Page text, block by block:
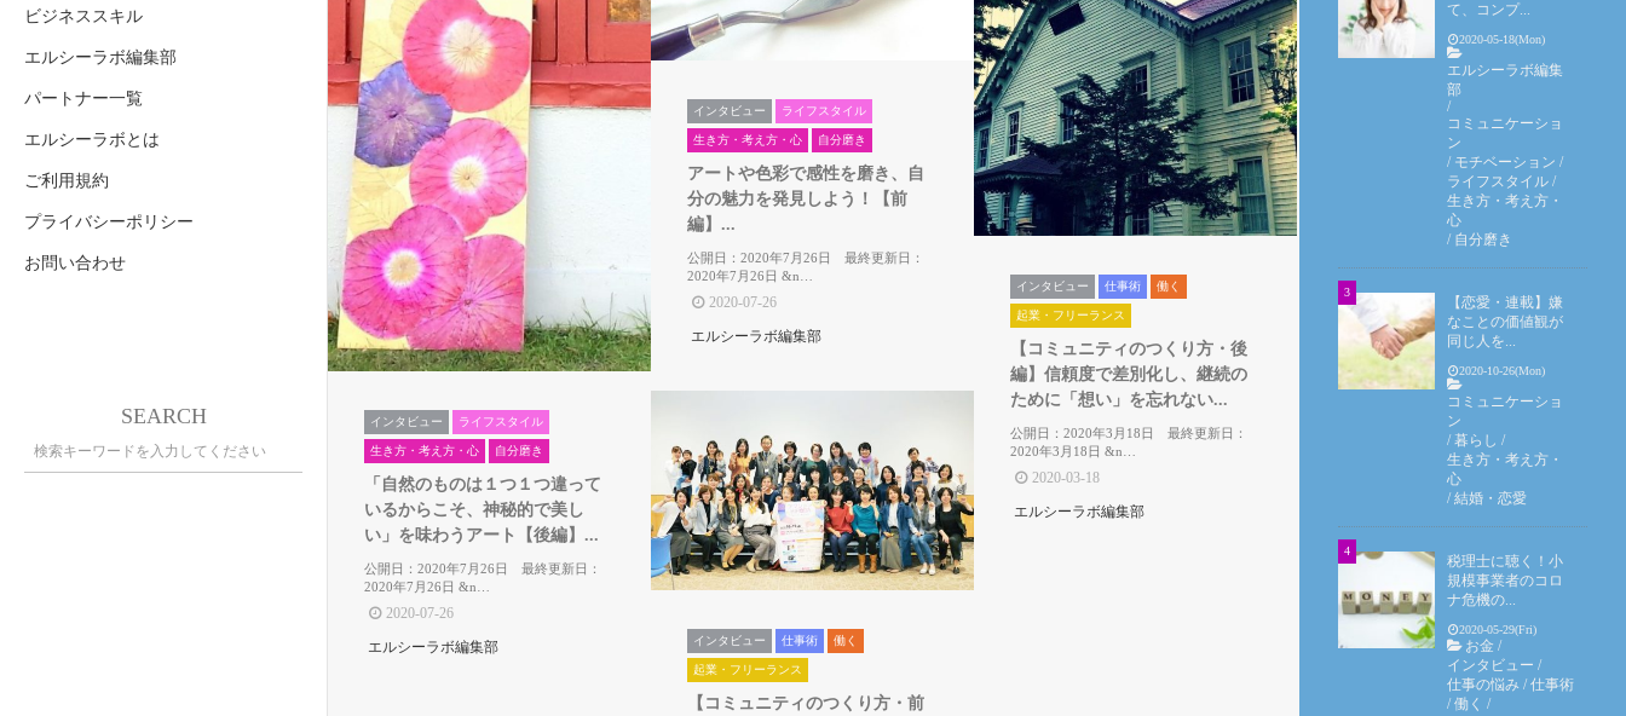
ビジネススキル
エルシーラボ編集部
パートナー一覧
エルシーラボとは
ご利用規約
プライバシーポリシー
お問い合わせ
SEARCH インタビュー ライフスタイル
生き方・考え方・心 自分磨き
「自然のものは１つ１つ違って
いるからこそ、神秘的で美し
い」を味わうアート【後編】...
公開日：2020年7月26日 最終更新日：
2020年7月26日 &n…
2020-07-26
エルシーラボ編集部
インタビュー ライフスタイル
生き方・考え方・心 自分磨き
アートや色彩で感性を磨き、自
分の魅力を発見しよう！【前
編】...
公開日：2020年7月26日 最終更新日：
2020年7月26日 &n…
2020-07-26
エルシーラボ編集部
インタビュー 仕事術 働く
起業・フリーランス
【コミュニティのつくり方・後
編】信頼度で差別化し、継続の
ために「想い」を忘れない...
公開日：2020年3月18日 最終更新日：
2020年3月18日 &n…
2020-03-18
エルシーラボ編集部
インタビュー 仕事術 働く
起業・フリーランス
【コミュニティのつくり方・前
て、コンプ...
2020-05-18(Mon)
エルシーラボ編集
部
/
コミュニケーショ
ン
/ モチベーション /
ライフスタイル /
生き方・考え方・
心
/ 自分磨き
【恋愛・連載】嫌
なことの価値観が
同じ人を...
2020-10-26(Mon)
コミュニケーショ
ン
/暮らし /
生き方・考え方・
心
/結婚・恋愛
税理士に聴く！小
規模事業者のコロ
ナ危機の...
2020-05-29(Fri)
お金 /
インタビュー /
仕事の悩み /仕事術
/働く /